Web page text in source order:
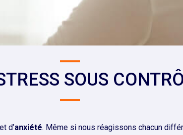
SOUS
et d’anxiété. Même si nous réagissons chacun